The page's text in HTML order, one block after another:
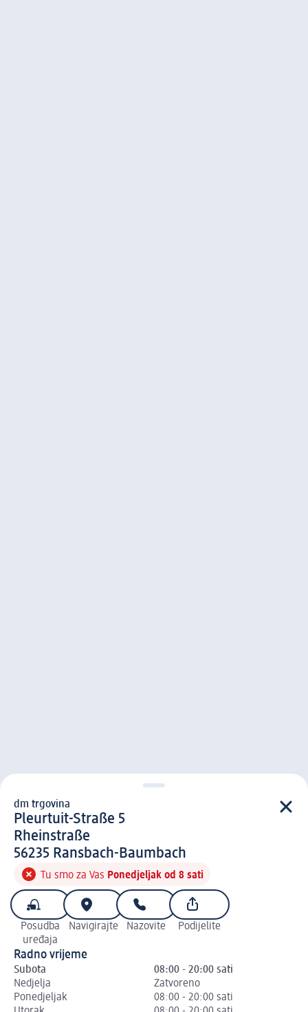
d m trgovina
dm trgovina
Pleurtuit-Straße 5
Rheinstraße
5 6 2 3 5
56235 Ransbach-Baumbach
Tu smo za Vas Ponedjeljak od 8 sati
Posudba
uređaja
Navigirajte Nazovite Podijelite
Radno vrijeme
Subota
08:00 - 20:00 sati
Nedjelja
Zatvoreno
Ponedjeljak
08:00 - 20:00 sati